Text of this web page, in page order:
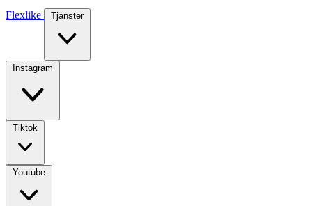
Flexlike Tjänster
Instagram
Tiktok
Youtube